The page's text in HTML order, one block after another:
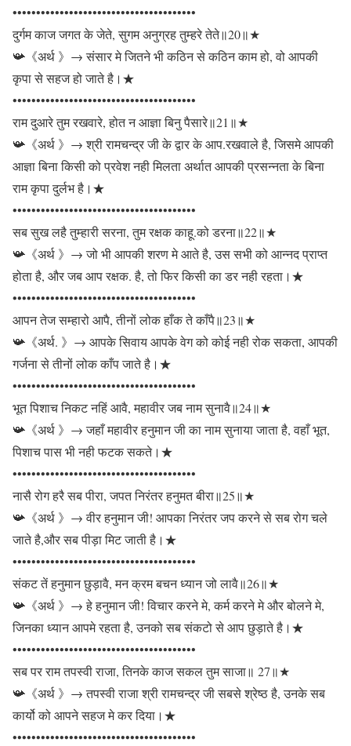
•••••••••••••••••••••••••••••••••••••••
दुर्गम काज जगत के जेते, सुगम अनुग्रह तुम्हरे तेते॥20॥★
📯《अर्थ 》→ संसार मे जितने भी कठिन से कठिन काम हो, वो आपकी
कृपा से सहज हो जाते है।★
•••••••••••••••••••••••••••••••••••••••
राम दुआरे तुम रखवारे, होत न आज्ञा बिनु पैसारे॥21॥★
📯《अर्थ 》→ श्री रामचन्द्र जी के द्वार के आप.रखवाले है, जिसमे आपकी
आज्ञा बिना किसी को प्रवेश नही मिलता अर्थात आपकी प्रसन्नता के बिना
राम कृपा दुर्लभ है।★
•••••••••••••••••••••••••••••••••••••••
सब सुख लहै तुम्हारी सरना, तुम रक्षक काहू.को डरना॥22॥★
📯《अर्थ 》→ जो भी आपकी शरण मे आते है, उस सभी को आन्नद प्राप्त
होता है, और जब आप रक्षक. है, तो फिर किसी का डर नही रहता।★
•••••••••••••••••••••••••••••••••••••••
आपन तेज सम्हारो आपै, तीनों लोक हाँक ते काँपै॥23॥★
📯《अर्थ. 》→ आपके सिवाय आपके वेग को कोई नही रोक सकता, आपकी
गर्जना से तीनों लोक काँप जाते है।★
•••••••••••••••••••••••••••••••••••••••
भूत पिशाच निकट नहिं आवै, महावीर जब नाम सुनावै॥24॥★
📯《अर्थ 》→ जहाँ महावीर हनुमान जी का नाम सुनाया जाता है, वहाँ भूत,
पिशाच पास भी नही फटक सकते।★
•••••••••••••••••••••••••••••••••••••••
नासै रोग हरै सब पीरा, जपत निरंतर हनुमत बीरा॥25॥★
📯《अर्थ 》→ वीर हनुमान जी! आपका निरंतर जप करने से सब रोग चले
जाते है,और सब पीड़ा मिट जाती है।★
•••••••••••••••••••••••••••••••••••••••
संकट तें हनुमान छुड़ावै, मन क्रम बचन ध्यान जो लावै॥26॥★
📯《अर्थ 》→ हे हनुमान जी! विचार करने मे, कर्म करने मे और बोलने मे,
जिनका ध्यान आपमे रहता है, उनको सब संकटो से आप छुड़ाते है।★
•••••••••••••••••••••••••••••••••••••••
सब पर राम तपस्वी राजा, तिनके काज सकल तुम साजा॥ 27॥★
📯《अर्थ 》→ तपस्वी राजा श्री रामचन्द्र जी सबसे श्रेष्ठ है, उनके सब
कार्यो को आपने सहज मे कर दिया।★
•••••••••••••••••••••••••••••••••••••••